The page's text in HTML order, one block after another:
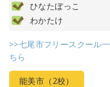
ひなたぼっこ
わかたけ
>>七尾市フリースクール
ちら
能美市（2校）